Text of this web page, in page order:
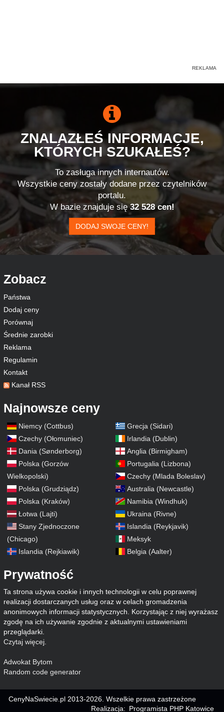
ZNALAZŁEŚ INFORMACJE,
KTÓRYCH SZUKAŁEŚ?
To zasługa innych internautów.
Wszystkie ceny zostały dodane przez czytelników
portalu.
W bazie znajduje się32 528 cen!
DODAJ SWOJE CENY!
Zobacz
Państwa
Dodaj ceny
Porównaj
Średnie zarobki
Reklama
Regulamin
Kontakt
Kanał RSS
Najnowsze ceny
Niemcy (Cottbus)
Czechy (Ołomuniec)
Dania (Sønderborg)
Polska (Gorzów
Wielkopolski)
Polska (Grudziądz)
Polska (Kraków)
Łotwa (Lajti)
Stany Zjednoczone
(Chicago)
Islandia (Rejkiawik)
Grecja (Sidari)
Irlandia (Dublin)
Anglia (Birmigham)
Portugalia (Lizbona)
Czechy (Mlada Boleslav)
Australia (Newcastle)
Namibia (Windhuk)
Ukraina (Rivne)
Islandia (Reykjavik)
Meksyk
Belgia (Aalter)
Prywatność
Ta strona używa cookie i innych technologii w celu poprawnej
realizacji dostarczanych usług oraz w celach gromadzenia
anonimowych informacji statystycznych. Korzystając z niej wyrażasz
zgodę na ich używanie zgodnie z aktualnymi ustawieniami
przeglądarki.
Czytaj więcej
Adwokat Bytom
Random code generator
CenyNaSwiecie.pl 2013-2026. Wszelkie prawa zastrzeżone
Realizacja: Programista PHP Katowice